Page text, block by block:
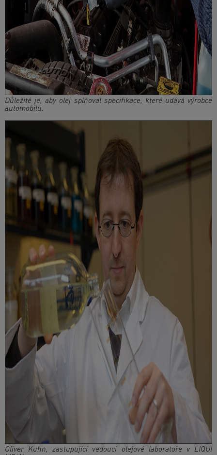
Důležité je, aby olej splňoval specifikace, které udává výrobce
automobilu.
Oliver Kuhn, zastupující vedoucí olejové laboratoře v LIQUI